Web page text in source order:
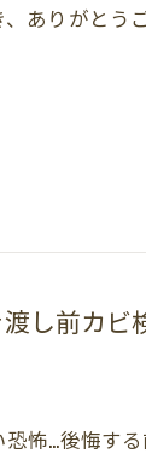
ありがと
し前カ
怖…後悔す